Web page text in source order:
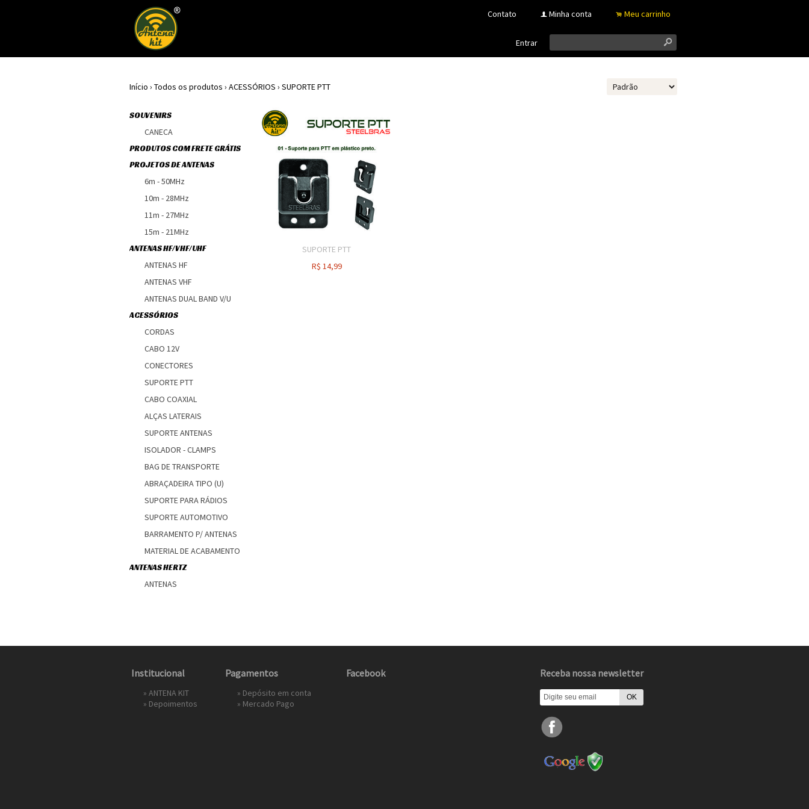
Contato f Minha conta . Meu carrinho
Entrar s
Início › Todos os produtos › ACESSÓRIOS › SUPORTE PTT
SOUVENIRS
CANECA
PRODUTOS COM FRETE GRÁTIS
PROJETOS DE ANTENAS
6m - 50MHz
10m - 28MHz
11m - 27MHz
15m - 21MHz
ANTENAS HF/VHF/UHF
ANTENAS HF
ANTENAS VHF
ANTENAS DUAL BAND V/U
ACESSÓRIOS
CORDAS
CABO 12V
CONECTORES
SUPORTE PTT
CABO COAXIAL
ALÇAS LATERAIS
SUPORTE ANTENAS
ISOLADOR - CLAMPS
BAG DE TRANSPORTE
ABRAÇADEIRA TIPO (U)
SUPORTE PARA RÁDIOS
SUPORTE AUTOMOTIVO
BARRAMENTO P/ ANTENAS
MATERIAL DE ACABAMENTO
ANTENAS HERTZ
ANTENAS
SUPORTE PTT
R$ 14,99
Institucional
» ANTENA KIT
» Depoimentos
Pagamentos
» Depósito em conta
» Mercado Pago
Facebook Receba nossa newsletter